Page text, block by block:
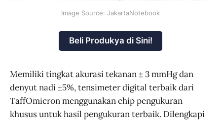
Image Source: JakartaNotebook
Beli Produkya di Sini!
Memiliki tingkat akurasi tekanan ± 3 mmHg dan
denyut nadi ±5%, tensimeter digital terbaik dari
TaffOmicron menggunakan chip pengukuran
khusus untuk hasil pengukuran terbaik. Dilengkapi